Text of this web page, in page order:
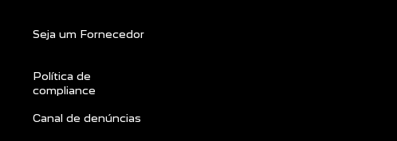
Seja um Fornecedor
Política de
compliance
Canal de denúncias